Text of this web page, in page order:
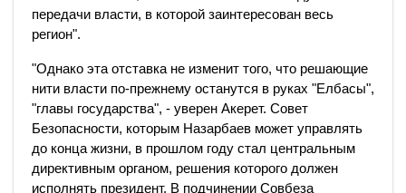
передачи власти, в которой заинтересован весь
регион".
"Однако эта отставка не изменит того, что решающие
нити власти по-прежнему останутся в руках "Елбасы",
"главы государства", - уверен Акерет. Совет
Безопасности, которым Назарбаев может управлять
до конца жизни, в прошлом году стал центральным
директивным органом, решения которого должен
исполнять президент. В подчинении Совбеза